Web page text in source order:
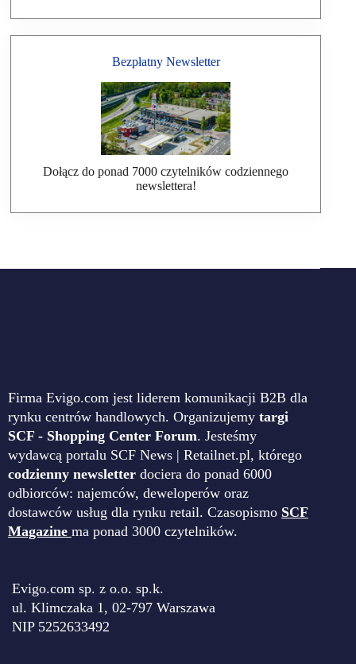
Bezpłatny Newsletter
Dołącz do ponad 7000 czytelników codziennego
newslettera!
Firma Evigo.com jest liderem komunikacji B2B dla
rynku centrów handlowych. Organizujemy targi
SCF - Shopping Center Forum. Jesteśmy
wydawcą portalu SCF News | Retailnet.pl, którego
codzienny newsletter dociera do ponad 6000
odbiorców: najemców, deweloperów oraz
dostawców usług dla rynku retail. Czasopismo SCF
Magazine ma ponad 3000 czytelników.
Evigo.com sp. z o.o. sp.k.
ul. Klimczaka 1, 02-797 Warszawa
NIP 5252633492